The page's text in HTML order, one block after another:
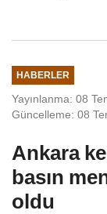
HABERLER
Yayınlanma: 08
Güncelleme: 08
Ankara
basın
oldu